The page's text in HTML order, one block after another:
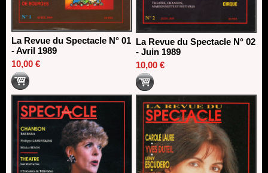
La Revue du Spectacle N° 01
- Avril 1989
10,00 €
La Revue du Spectacle N° 02
- Juin 1989
10,00 €